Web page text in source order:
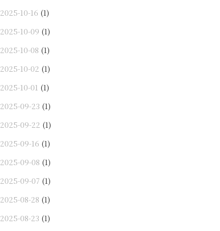
2025-10-16 (1)
2025-10-09 (1)
2025-10-08 (1)
2025-10-02 (1)
2025-10-01 (1)
2025-09-23 (1)
2025-09-22 (1)
2025-09-16 (1)
2025-09-08 (1)
2025-09-07 (1)
2025-08-28 (1)
2025-08-23 (1)